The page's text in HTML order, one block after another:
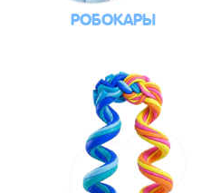
РОБОКАРЫ